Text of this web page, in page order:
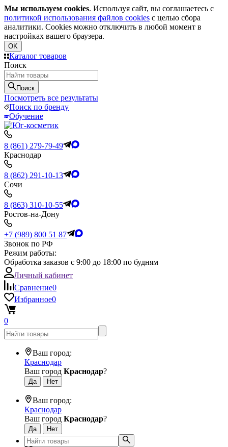
Мы используем cookies. Используя сайт, вы соглашаетесь с
политикой использования файлов cookies с целью сбора
аналитики. Cookies можно отключить в любой момент в
настройках вашего браузера.
OK
Каталог товаров
Поиск
Поиск
Посмотреть все результаты
Поиск по бренду
Обучение
8 (861) 279-79-49
Краснодар
8 (862) 291-10-13
Сочи
8 (863) 310-10-55
Ростов-на-Дону
+7 (989) 800 51 87
Звонок по РФ
Режим работы:
Обработка заказов с 9:00 до 18:00 по будням
Личный кабинет
Сравнение0
Избранное0
0
Ваш город:
Краснодар
Ваш город Краснодар?
Ваш город:
Краснодар
Ваш город Краснодар?